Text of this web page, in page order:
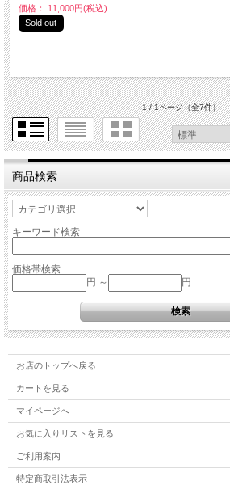
価格： 11,000円(税込)
Sold out
1 / 1ページ（全7件）
商品検索
キーワード検索
価格帯検索
円 ～
円
お店のトップへ戻る
カートを見る
マイページへ
お気に入りリストを見る
ご利用案内
特定商取引法表示